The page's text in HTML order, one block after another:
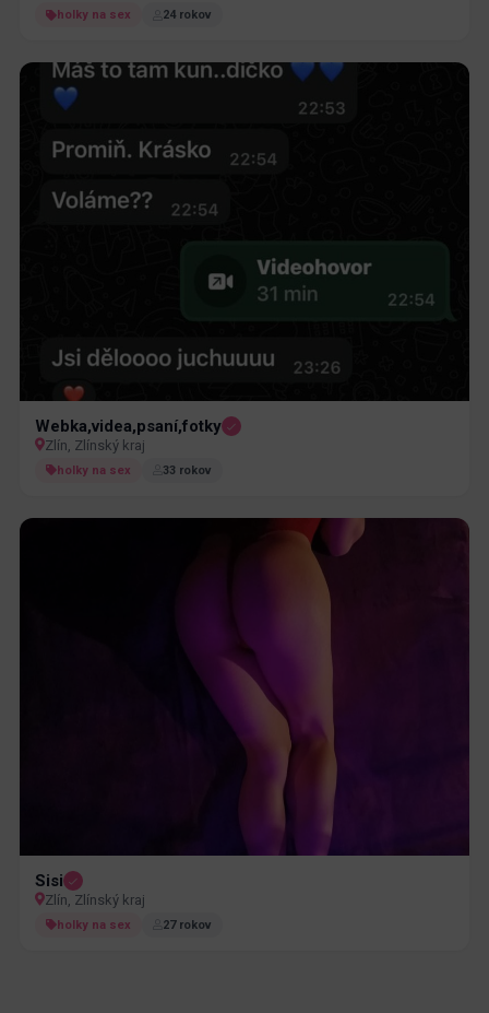
holky na sex 24 rokov
Webka,videa,psaní,fotky
Zlín, Zlínský kraj
holky na sex 33 rokov
Sisi
Zlín, Zlínský kraj
holky na sex 27 rokov